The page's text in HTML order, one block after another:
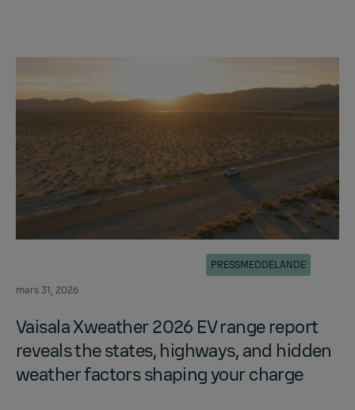
mars 31, 2026
PRESSMEDDELANDE
Vaisala Xweather 2026 EV range re­port
re­veals the states, high­ways, and hid­den
weather fac­tors shap­ing your charge